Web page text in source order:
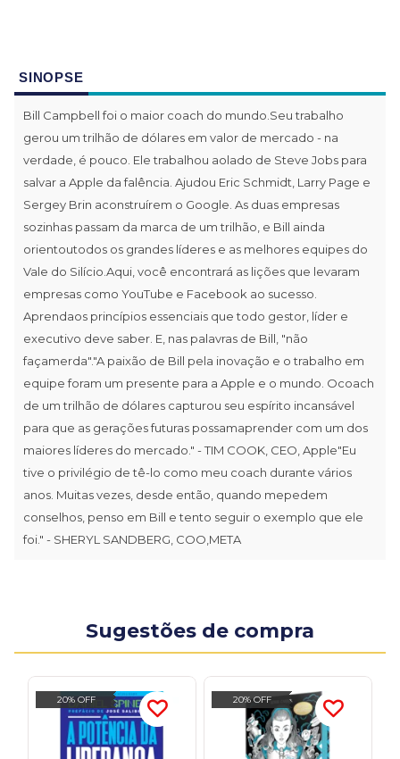
SINOPSE
Bill Campbell foi o maior coach do mundo.Seu trabalho
gerou um trilhão de dólares em valor de mercado - na
verdade, é pouco. Ele trabalhou aolado de Steve Jobs para
salvar a Apple da falência. Ajudou Eric Schmidt, Larry Page e
Sergey Brin aconstruírem o Google. As duas empresas
sozinhas passam da marca de um trilhão, e Bill ainda
orientoutodos os grandes líderes e as melhores equipes do
Vale do Silício.Aqui, você encontrará as lições que levaram
empresas como YouTube e Facebook ao sucesso.
Aprendaos princípios essenciais que todo gestor, líder e
executivo deve saber. E, nas palavras de Bill, "não
façamerda"."A paixão de Bill pela inovação e o trabalho em
equipe foram um presente para a Apple e o mundo. Ocoach
de um trilhão de dólares capturou seu espírito incansável
para que as gerações futuras possamaprender com um dos
maiores líderes do mercado." - TIM COOK, CEO, Apple"Eu
tive o privilégio de tê-lo como meu coach durante vários
anos. Muitas vezes, desde então, quando mepedem
conselhos, penso em Bill e tento seguir o exemplo que ele
foi." - SHERYL SANDBERG, COO,META
Sugestões de compra
20% OFF 20% OFF